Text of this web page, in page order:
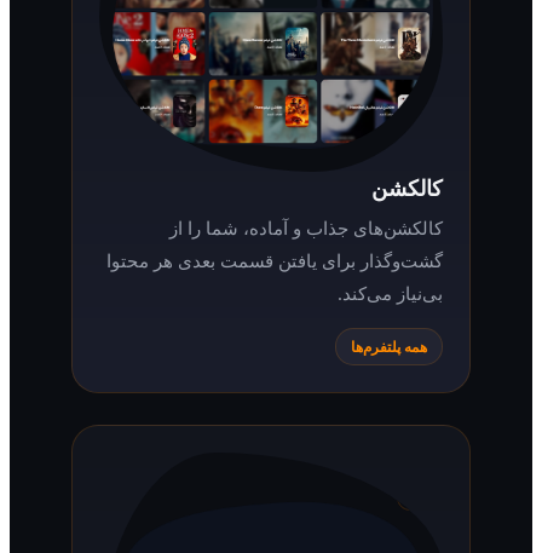
کالکشن‌های جذاب و آماده، شما را از
گشت‌وگذار برای یافتن قسمت بعدی هر محتوا
بی‌نیاز می‌کند.
همه پلتفرم‌ها